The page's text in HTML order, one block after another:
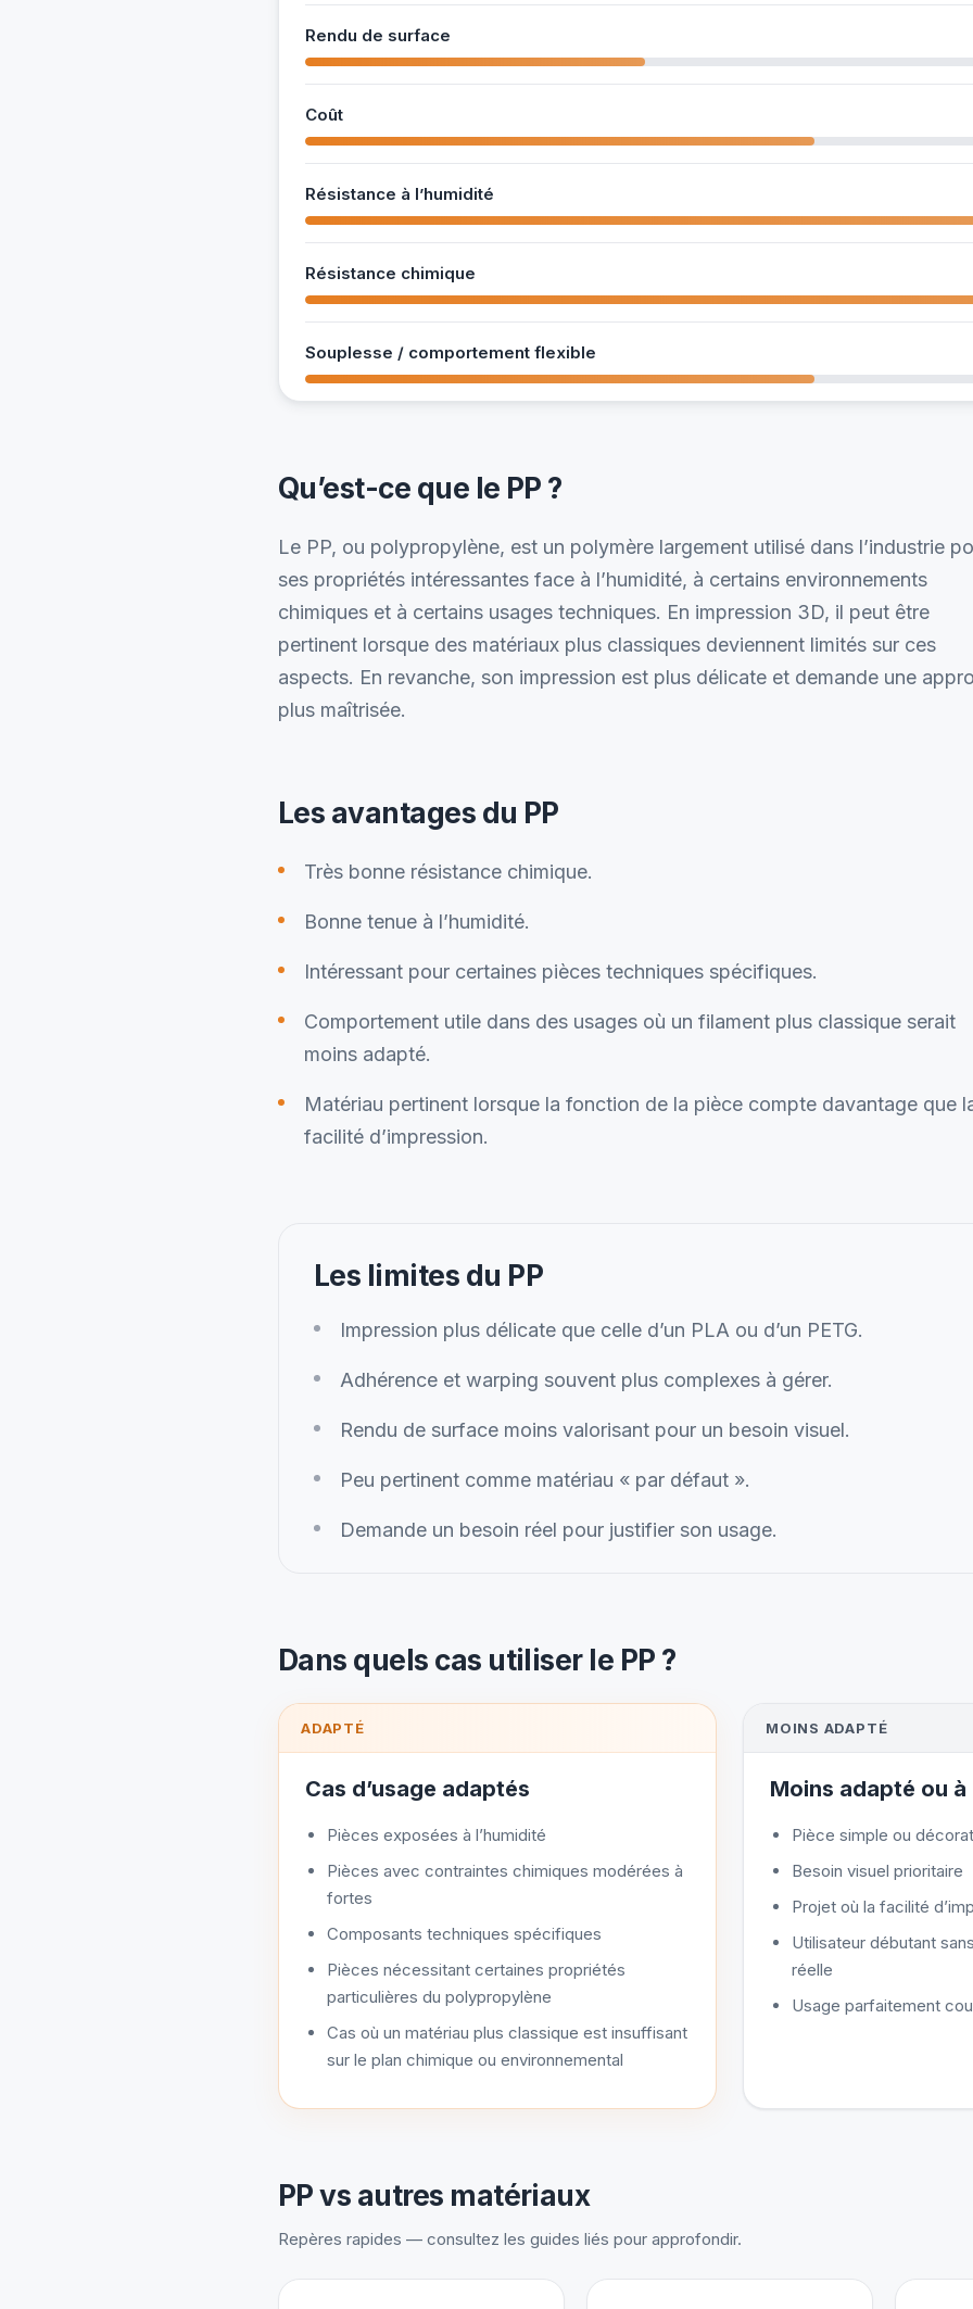
Rendu de surface
Coût
Résistance à l’humidité
Résistance chimique
Souplesse / comportement flexible
Qu’est-ce que le PP ?
Le PP, ou polypropylène, est un polymère largement utilisé dans l’industrie
ses propriétés intéressantes face à l’humidité, à certains environnements
chimiques et à certains usages techniques. En impression 3D, il peut être
pertinent lorsque des matériaux plus classiques deviennent limités sur ces
aspects. En revanche, son impression est plus délicate et demande une
plus maîtrisée.
Les avantages du PP
Très bonne résistance chimique.
Bonne tenue à l’humidité.
Intéressant pour certaines pièces techniques spécifiques.
Comportement utile dans des usages où un filament plus classique serait
moins adapté.
Matériau pertinent lorsque la fonction de la pièce compte davantage que
facilité d’impression.
Les limites du PP
Impression plus délicate que celle d’un PLA ou d’un PETG.
Adhérence et warping souvent plus complexes à gérer.
Rendu de surface moins valorisant pour un besoin visuel.
Peu pertinent comme matériau « par défaut ».
Demande un besoin réel pour justifier son usage.
Dans quels cas utiliser le PP ?
ADAPTÉ
Cas d’usage adaptés
Pièces exposées à l’humidité
Pièces avec contraintes chimiques modérées à
fortes
Composants techniques spécifiques
Pièces nécessitant certaines propriétés
particulières du polypropylène
Cas où un matériau plus classique est insuffisant
sur le plan chimique ou environnemental
MOINS ADAPTÉ
Moins adapté ou
Pièce simple ou
Besoin visuel prioritaire
Projet où la facilité
Utilisateur débutant
réelle
Usage parfaitement
PP vs autres matériaux
Repères rapides — consultez les guides liés pour approfondir.